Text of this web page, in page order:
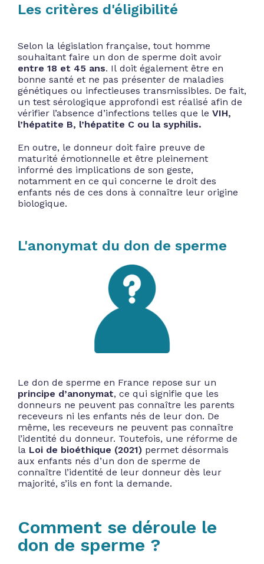
Les critères d'éligibilité
Selon la législation française, tout homme
souhaitant faire un don de sperme doit avoir
entre 18 et 45 ans. Il doit également être en
bonne santé et ne pas présenter de maladies
génétiques ou infectieuses transmissibles. De fait,
un test sérologique approfondi est réalisé afin de
vérifier l’absence d’infections telles que le VIH,
l’hépatite B, l’hépatite C ou la syphilis.
En outre, le donneur doit faire preuve de
maturité émotionnelle et être pleinement
informé des implications de son geste,
notamment en ce qui concerne le droit des
enfants nés de ces dons à connaître leur origine
biologique.
L'anonymat du don de sperme
Le don de sperme en France repose sur un
principe d’anonymat, ce qui signifie que les
donneurs ne peuvent pas connaître les parents
receveurs ni les enfants nés de leur don. De
même, les receveurs ne peuvent pas connaître
l’identité du donneur. Toutefois, une réforme de
la Loi de bioéthique (2021) permet désormais
aux enfants nés d’un don de sperme de
connaître l’identité de leur donneur dès leur
majorité, s’ils en font la demande.
Comment se déroule le
don de sperme ?